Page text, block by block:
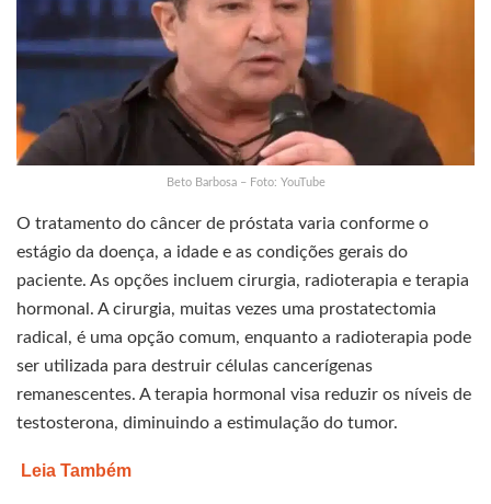
Beto Barbosa – Foto: YouTube
O tratamento do câncer de próstata varia conforme o
estágio da doença, a idade e as condições gerais do
paciente. As opções incluem cirurgia, radioterapia e terapia
hormonal. A cirurgia, muitas vezes uma prostatectomia
radical, é uma opção comum, enquanto a radioterapia pode
ser utilizada para destruir células cancerígenas
remanescentes. A terapia hormonal visa reduzir os níveis de
testosterona, diminuindo a estimulação do tumor.
Leia Também